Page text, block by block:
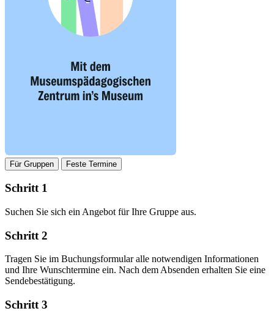
Für Gruppen Feste Termine
Schritt 1
Suchen Sie sich ein Angebot für Ihre Gruppe aus.
Schritt 2
Tragen Sie im Buchungsformular alle notwendigen Informationen
und Ihre Wunschtermine ein. Nach dem Absenden erhalten Sie eine
Sendebestätigung.
Schritt 3